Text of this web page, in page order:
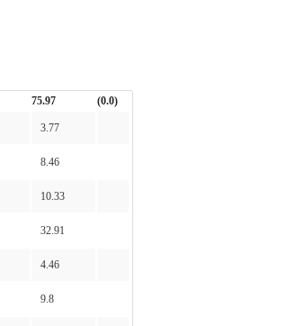
75.97 (0.0)
3.77
8.46
10.33
32.91
4.46
9.8